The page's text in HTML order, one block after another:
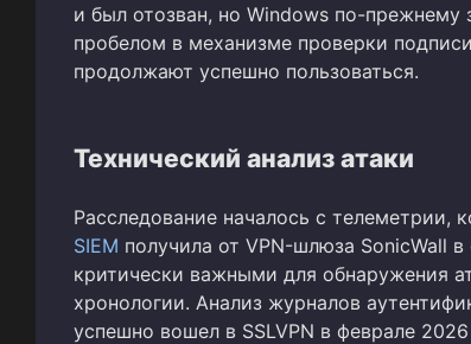
и был отозван, но Windows по-прежнему
пробелом в механизме проверки
продолжают успешно пользоваться.
Технический анализ атаки
Расследование началось с телеметрии,
SIEM получила от VPN-шлюза SonicWall
критически важными для обнаружения
хронологии. Анализ журналов
успешно вошел в SSLVPN в феврале